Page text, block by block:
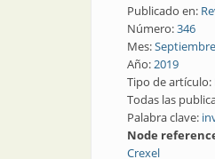
Publicado en:
Número:346
Mes:Septiembre
Año:2019
Tipo de artículo:
Todas las
Palabra clave:
Node
Crexel